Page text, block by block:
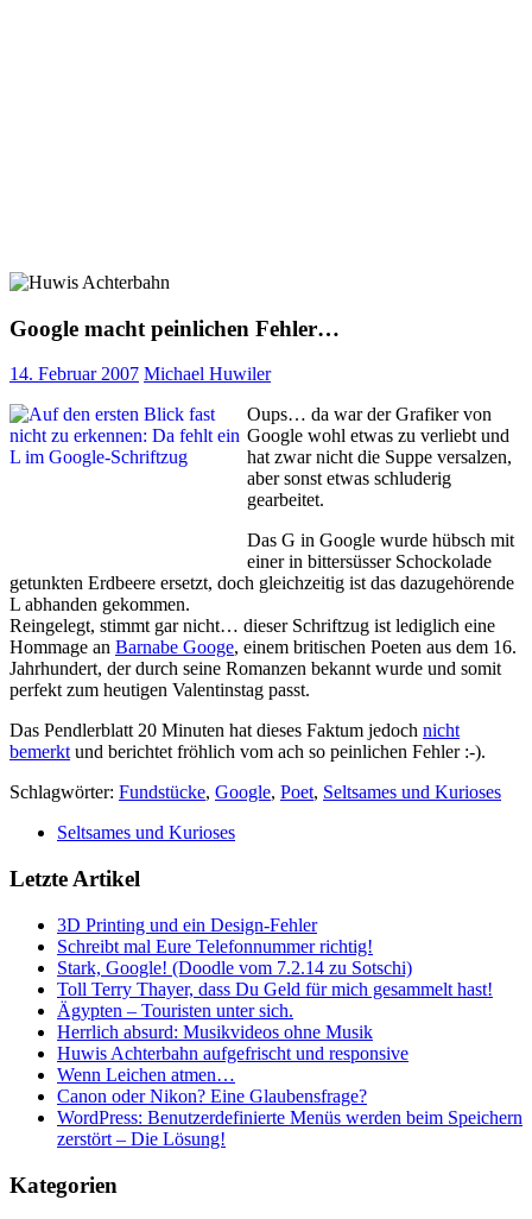
Google macht peinlichen Fehler…
14. Februar 2007 Michael Huwiler
Oups… da war der Grafiker von
Google wohl etwas zu verliebt und
hat zwar nicht die Suppe versalzen,
aber sonst etwas schluderig
gearbeitet.
Das G in Google wurde hübsch mit
einer in bittersüsser Schockolade
getunkten Erdbeere ersetzt, doch gleichzeitig ist das dazugehörende
L abhanden gekommen.
Reingelegt, stimmt gar nicht… dieser Schriftzug ist lediglich eine
Hommage an Barnabe Googe, einem britischen Poeten aus dem 16.
Jahrhundert, der durch seine Romanzen bekannt wurde und somit
perfekt zum heutigen Valentinstag passt.
Das Pendlerblatt 20 Minuten hat dieses Faktum jedoch nicht
bemerktund berichtet fröhlich vom ach so peinlichen Fehler :-).
Schlagwörter: Fundstücke, Google, Poet, Seltsames und Kurioses
Seltsames und Kurioses
Letzte Artikel
3D Printing und ein Design-Fehler
Schreibt mal Eure Telefonnummer richtig!
Stark, Google! (Doodle vom 7.2.14 zu Sotschi)
Toll Terry Thayer, dass Du Geld für mich gesammelt hast!
Ägypten – Touristen unter sich.
Herrlich absurd: Musikvideos ohne Musik
Huwis Achterbahn aufgefrischt und responsive
Wenn Leichen atmen…
Canon oder Nikon? Eine Glaubensfrage?
WordPress: Benutzerdefinierte Menüs werden beim Speichern
zerstört – Die Lösung!
Kategorien